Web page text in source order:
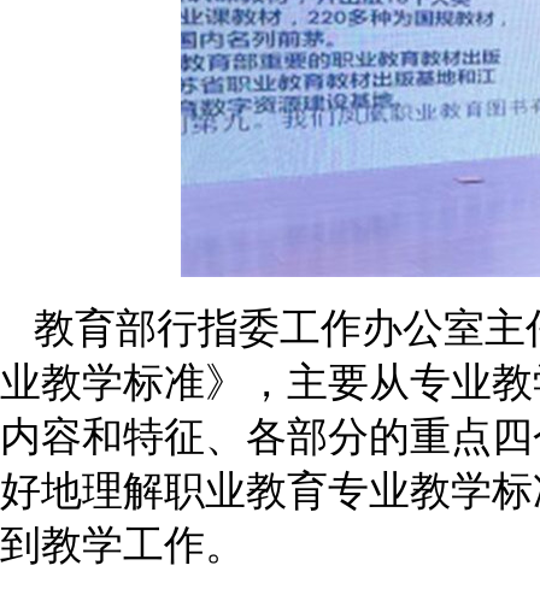
教育部行指委工作办公室
业教学标准》，主要从专业
内容和特征、各部分的重点
好地理解职业教育专业教学
到教学工作。